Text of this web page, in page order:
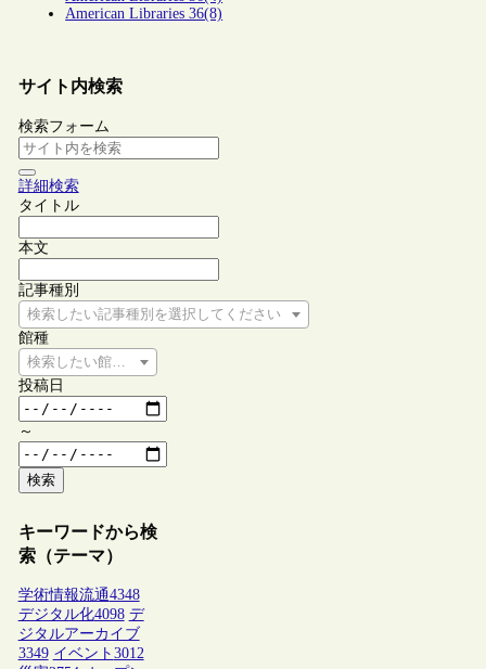
American Libraries 36(8)
サイト内検索
検索フォーム
詳細検索
タイトル
本文
記事種別
検索したい記事種別を選択してください
館種
検索したい館種を選択してください
投稿日
～
検索
キーワードから検
索（テーマ）
学術情報流通4348
デジタル化4098 デ
ジタルアーカイブ
3349 イベント 3012